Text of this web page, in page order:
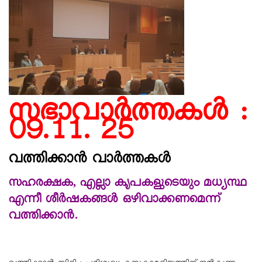
സഭാവാര്‍ത്തകള്‍ :
09.11. 25
വത്തിക്കാൻ വാർത്തകൾ
സഹരക്ഷക, എല്ലാ കൃപകളുടെയും മധ്യസ്ഥ
എന്നീ ശീര്‍ഷകങ്ങള്‍ ഒഴിവാക്കണമെന്ന്
വത്തിക്കാന്‍.